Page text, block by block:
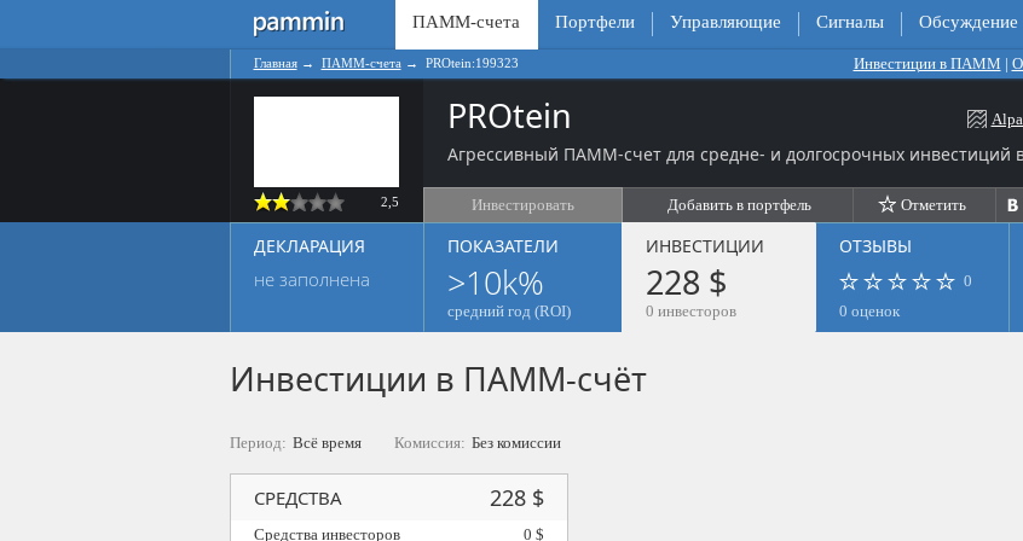
ПАММ-счета Портфели Управляющие Сигналы Обсуждение
Главная→ ПАММ-счета → PROtein:199323 Инвестиции в ПАММ |
2,5
PROtein
Агрессивный ПАММ-счет для средне- и долгосрочных инвестиций
Инвестировать Добавить в портфель Отметить
ДЕКЛАРАЦИЯ
не заполнена
ПОКАЗАТЕЛИ
>10k%
средний год (ROI)
ИНВЕСТИЦИИ
228 $
0 инвесторов
ОТЗЫВЫ
0
0 оценок
Инвестиции в ПАММ-счёт
Период: Всё время Комиссия: Без комиссии
СРЕДСТВА 228 $
Средства инвесторов
0 $